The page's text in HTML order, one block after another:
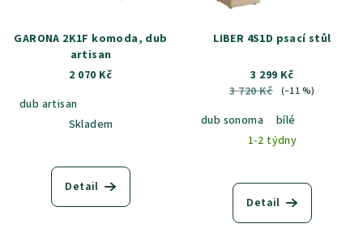
GARONA 2K1F komoda, dub
artisan
2 070 Kč
dub artisan
Skladem
Detail
LIBER 4S1D psací stůl
3 299 Kč
3 720 Kč
(–11 %)
dub sonoma
bílé
1-2 týdny
Detail